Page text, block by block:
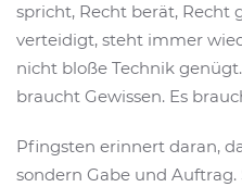
spricht, Recht berät, Recht
verteidigt, steht immer
nicht bloße Technik
braucht Gewissen. Es
Pfingsten erinnert daran,
sondern Gabe und